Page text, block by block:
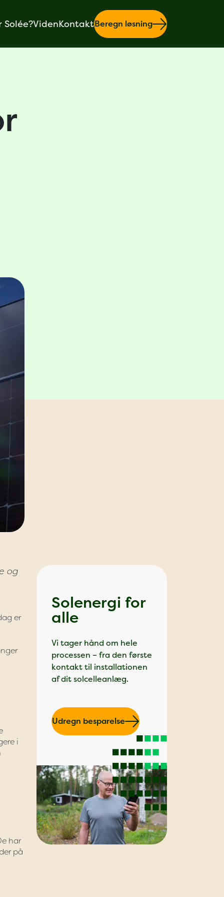
Solée?VidenKontaktBeregn løsning
og
er
i
har
på
Solenergi for
alle
Vi tager hånd om hele
processen – fra den første
kontakt til installationen
af dit solcelleanlæg.
Udregn besparelse